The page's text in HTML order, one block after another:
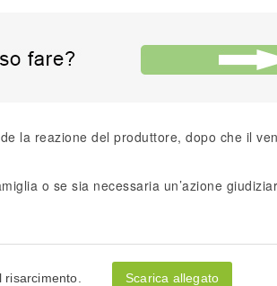
la reazione del produttore, dopo che il
o se sia necessaria un’azione
Scarica allegato